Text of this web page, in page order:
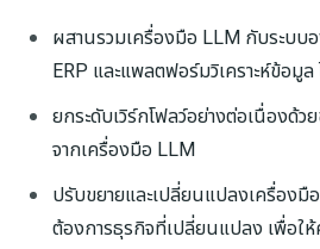
ผสานรวมเครื่องมือ LLM กับระบบ
ERP และแพลตฟอร์มวิเคราะห์ข้อมูล
ยกระดับเวิร์กโฟลว์อย่างต่อเนื่องด้ว
จากเครื่องมือ LLM
ปรับขยายและเปลี่ยนแปลงเครื่องมื
ต้องการธุรกิจที่เปลี่ยนแปลง เพื่อใ